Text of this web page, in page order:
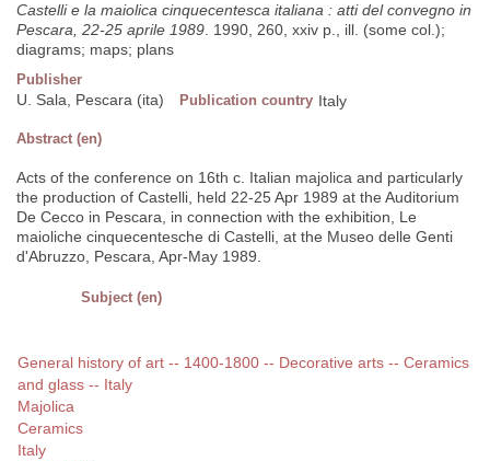
Castelli e la maiolica cinquecentesca italiana : atti del convegno in
Pescara, 22-25 aprile 1989. 1990, 260, xxiv p., ill. (some col.);
diagrams; maps; plans
Publisher
U. Sala, Pescara (ita) Publication country Italy
Abstract (en)
Acts of the conference on 16th c. Italian majolica and particularly
the production of Castelli, held 22-25 Apr 1989 at the Auditorium
De Cecco in Pescara, in connection with the exhibition, Le
maioliche cinquecentesche di Castelli, at the Museo delle Genti
d'Abruzzo, Pescara, Apr-May 1989.
Subject (en)
General history of art -- 1400-1800 -- Decorative arts -- Ceramics
and glass -- Italy
Majolica
Ceramics
Italy